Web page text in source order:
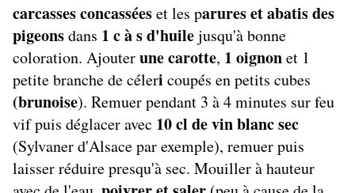
carcasses concasséeset les parures et abatis des
pigeonsdans 1 c à s d'huilejusqu'à bonne
coloration. Ajouterune carotte, 1 oignonet 1
petite branche de céleri coupés en petits cubes
(brunoise). Remuer pendant 3 à 4 minutes sur feu
vif puis déglacer avec 10 cl de vin blanc sec
(Sylvaner d'Alsace par exemple), remuer puis
laisser réduire presqu'à sec. Mouiller à hauteur